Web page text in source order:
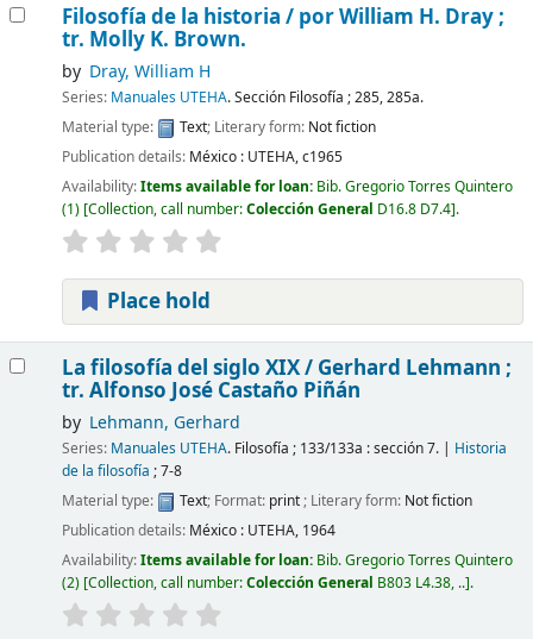
Filosofía de la historia / por William H. Dray ;
tr. Molly K. Brown.
by Dray, William H
Series: Manuales UTEHA. Sección Filosofía ; 285, 285a.
Material type:
Text; Literary form: Not fiction
Publication details: México : UTEHA,c1965
Availability:Items available for loan: Bib. Gregorio Torres Quintero
(1) Collection, call number:Colección General D16.8 D7.4 .
Place hold
La filosofía del siglo XIX / Gerhard Lehmann ;
tr. Alfonso José Castaño Piñán
by Lehmann, Gerhard
Series: Manuales UTEHA. Filosofía ; 133/133a : sección 7.| Historia
de la filosofía ; 7-8
Material type:
Text; Format: print; Literary form: Not fiction
Publication details: México : UTEHA, 1964
Availability:Items available for loan: Bib. Gregorio Torres Quintero
(2) Collection, call number:Colección General B803 L4.38, .. .